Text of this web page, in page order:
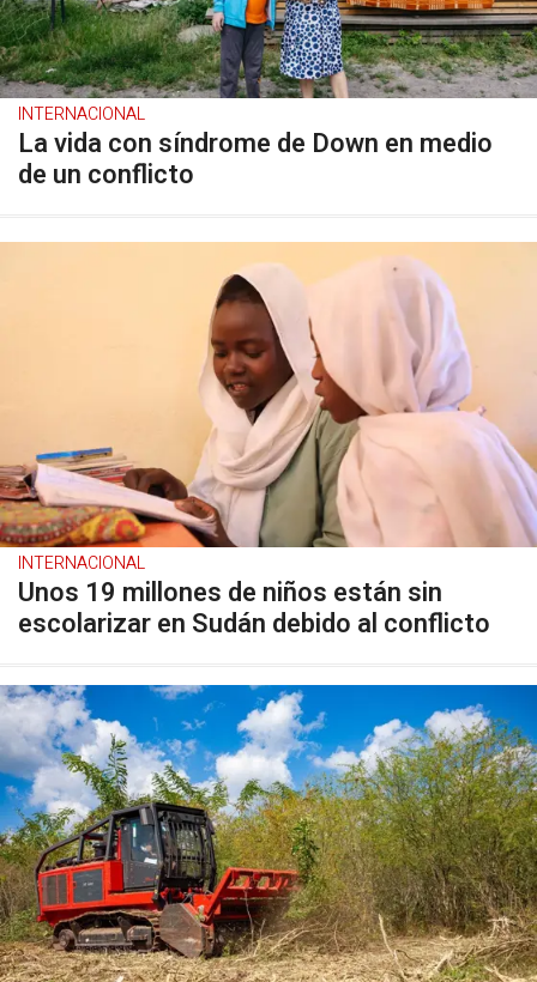
INTERNACIONAL
La vida con síndrome de Down en medio
de un conflicto
INTERNACIONAL
Unos 19 millones de niños están sin
escolarizar en Sudán debido al conflicto